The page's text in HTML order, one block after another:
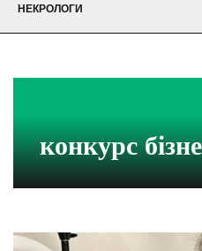
НЕКРОЛОГИ
конкурс